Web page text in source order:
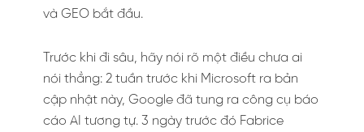
và GEO bắt đầu.
Trước khi đi sâu, hãy nói rõ một điều chưa ai
nói thẳng: 2 tuần trước khi Microsoft ra bản
cập nhật này, Google đã tung ra công cụ báo
cáo AI tương tự. 3 ngày trước đó Fabrice